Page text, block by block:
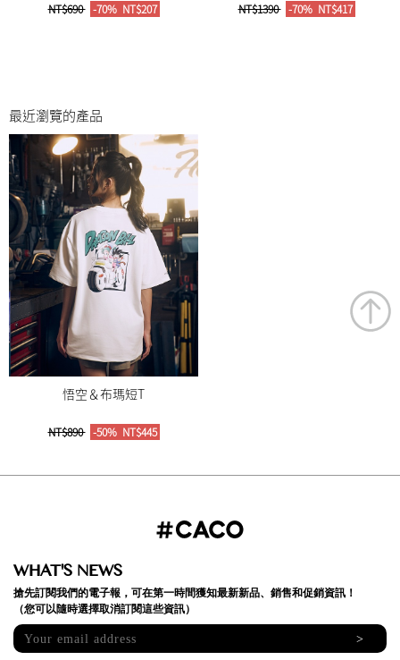
NT$690 -70% NT$207 NT$1390 -70% NT$417
最近瀏覽的產品
悟空＆布瑪短T
NT$890 -50% NT$445
WHAT'S NEWS
搶先訂閱我們的電子報，可在第一時間獲知最新新品、銷售和促銷資訊！
（您可以隨時選擇取消訂閱這些資訊）
>